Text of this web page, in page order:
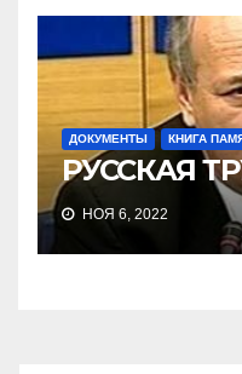
ДОКУМЕНТЫ КНИГА
РУССКАЯ
НОЯ 6, 2022